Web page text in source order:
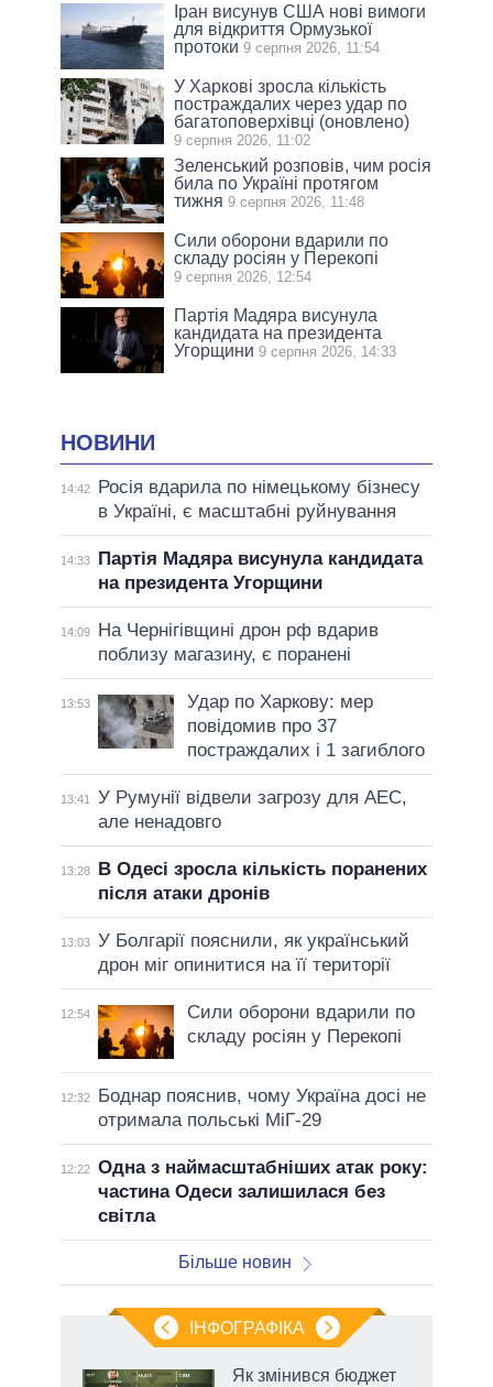
Іран висунув США нові вимоги
для відкриття Ормузької
протоки 9 серпня 2026, 11:54
У Харкові зросла кількість
постраждалих через удар по
багатоповерхівці (оновлено)
9 серпня 2026, 11:02
Зеленський розповів, чим росія
била по Україні протягом
тижня 9 серпня 2026, 11:48
Сили оборони вдарили по
складу росіян у Перекопі
9 серпня 2026, 12:54
Партія Мадяра висунула
кандидата на президента
Угорщини 9 серпня 2026, 14:33
НОВИНИ
14:42
Росія вдарила по німецькому бізнесу
в Україні, є масштабні руйнування
14:33
Партія Мадяра висунула кандидата
на президента Угорщини
14:09
На Чернігівщині дрон рф вдарив
поблизу магазину, є поранені
13:53
Удар по Харкову: мер
повідомив про 37
постраждалих і 1 загиблого
13:41
У Румунії відвели загрозу для АЕС,
але ненадовго
13:28
В Одесі зросла кількість поранених
після атаки дронів
13:03 У Болгарії пояснили, як український
дрон міг опинитися на її території
12:54
Сили оборони вдарили по
складу росіян у Перекопі
12:32
Боднар пояснив, чому Україна досі не
отримала польські МіГ-29
12:22 Одна з наймасштабніших атак року:
частина Одеси залишилася без
світла
Більше новин
ІНФОГРАФІКА
Як змінився бюджет